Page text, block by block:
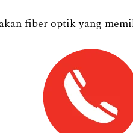
fiber optik yang